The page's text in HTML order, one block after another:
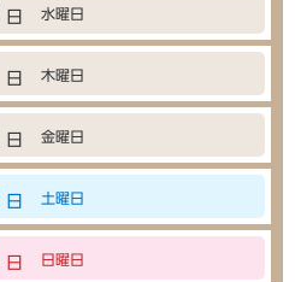
日 水曜日
日 木曜日
日 金曜日
日 土曜日
日 日曜日